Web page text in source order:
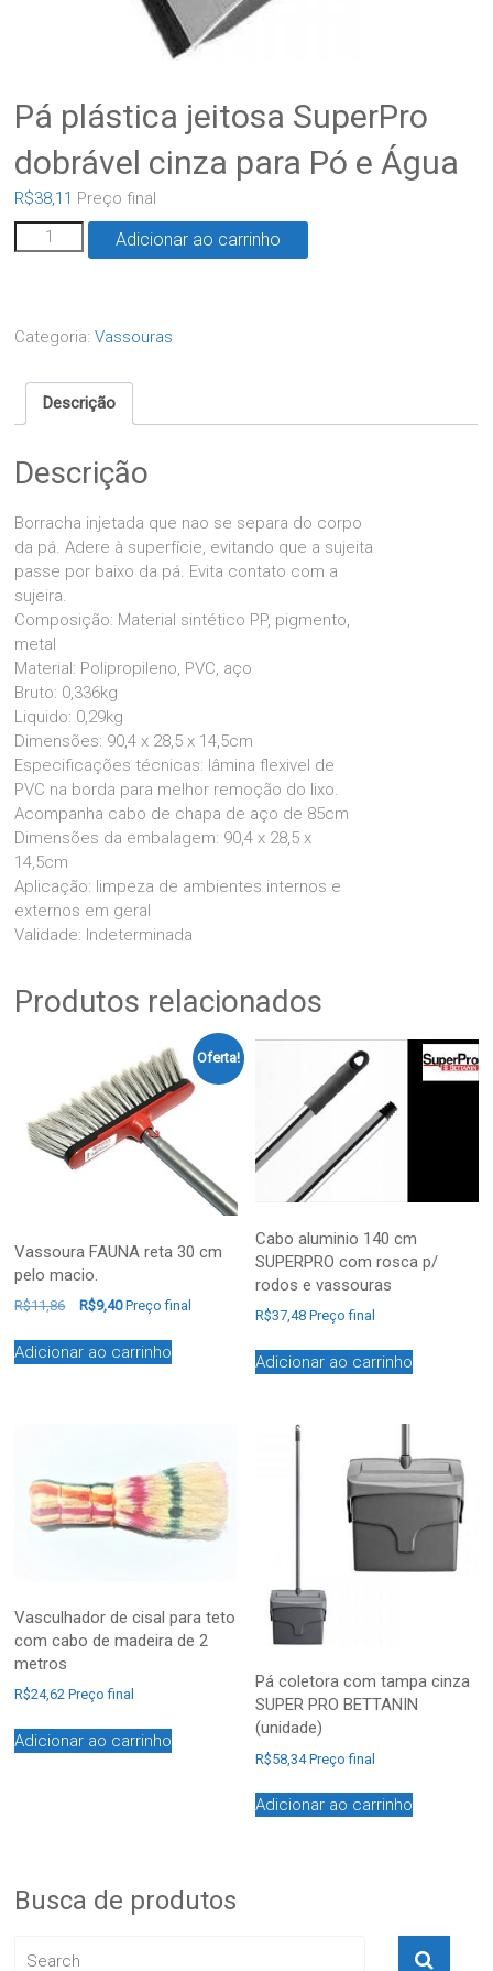
Pá plástica jeitosa SuperPro
dobrável cinza para Pó e Água
R$38,11 Preço final
Adicionar ao carrinho
Categoria:Vassouras
Descrição
Descrição
Borracha injetada que nao se separa do corpo
da pá. Adere à superfície, evitando que a sujeita
passe por baixo da pá. Evita contato com a
sujeira.
Composição: Material sintético PP, pigmento,
metal
Material: Polipropileno, PVC, aço
Bruto: 0,336kg
Liquido: 0,29kg
Dimensões: 90,4 x 28,5 x 14,5cm
Especificações técnicas: lâmina flexivel de
PVC na borda para melhor remoção do lixo.
Acompanha cabo de chapa de aço de 85cm
Dimensões da embalagem: 90,4 x 28,5 x
14,5cm
Aplicação: limpeza de ambientes internos e
externos em geral
Validade: Indeterminada
Produtos relacionados
Oferta!
Vassoura FAUNA reta 30 cm
pelo macio.
R$11,86 R$9,40 Preço final
Adicionar ao carrinho
Cabo aluminio 140 cm
SUPERPRO com rosca p/
rodos e vassouras
R$37,48 Preço final
Adicionar ao carrinho
Vasculhador de cisal para teto
com cabo de madeira de 2
metros
R$24,62 Preço final
Adicionar ao carrinho
Pá coletora com tampa cinza
SUPER PRO BETTANIN
(unidade)
R$58,34 Preço final
Adicionar ao carrinho
Busca de produtos